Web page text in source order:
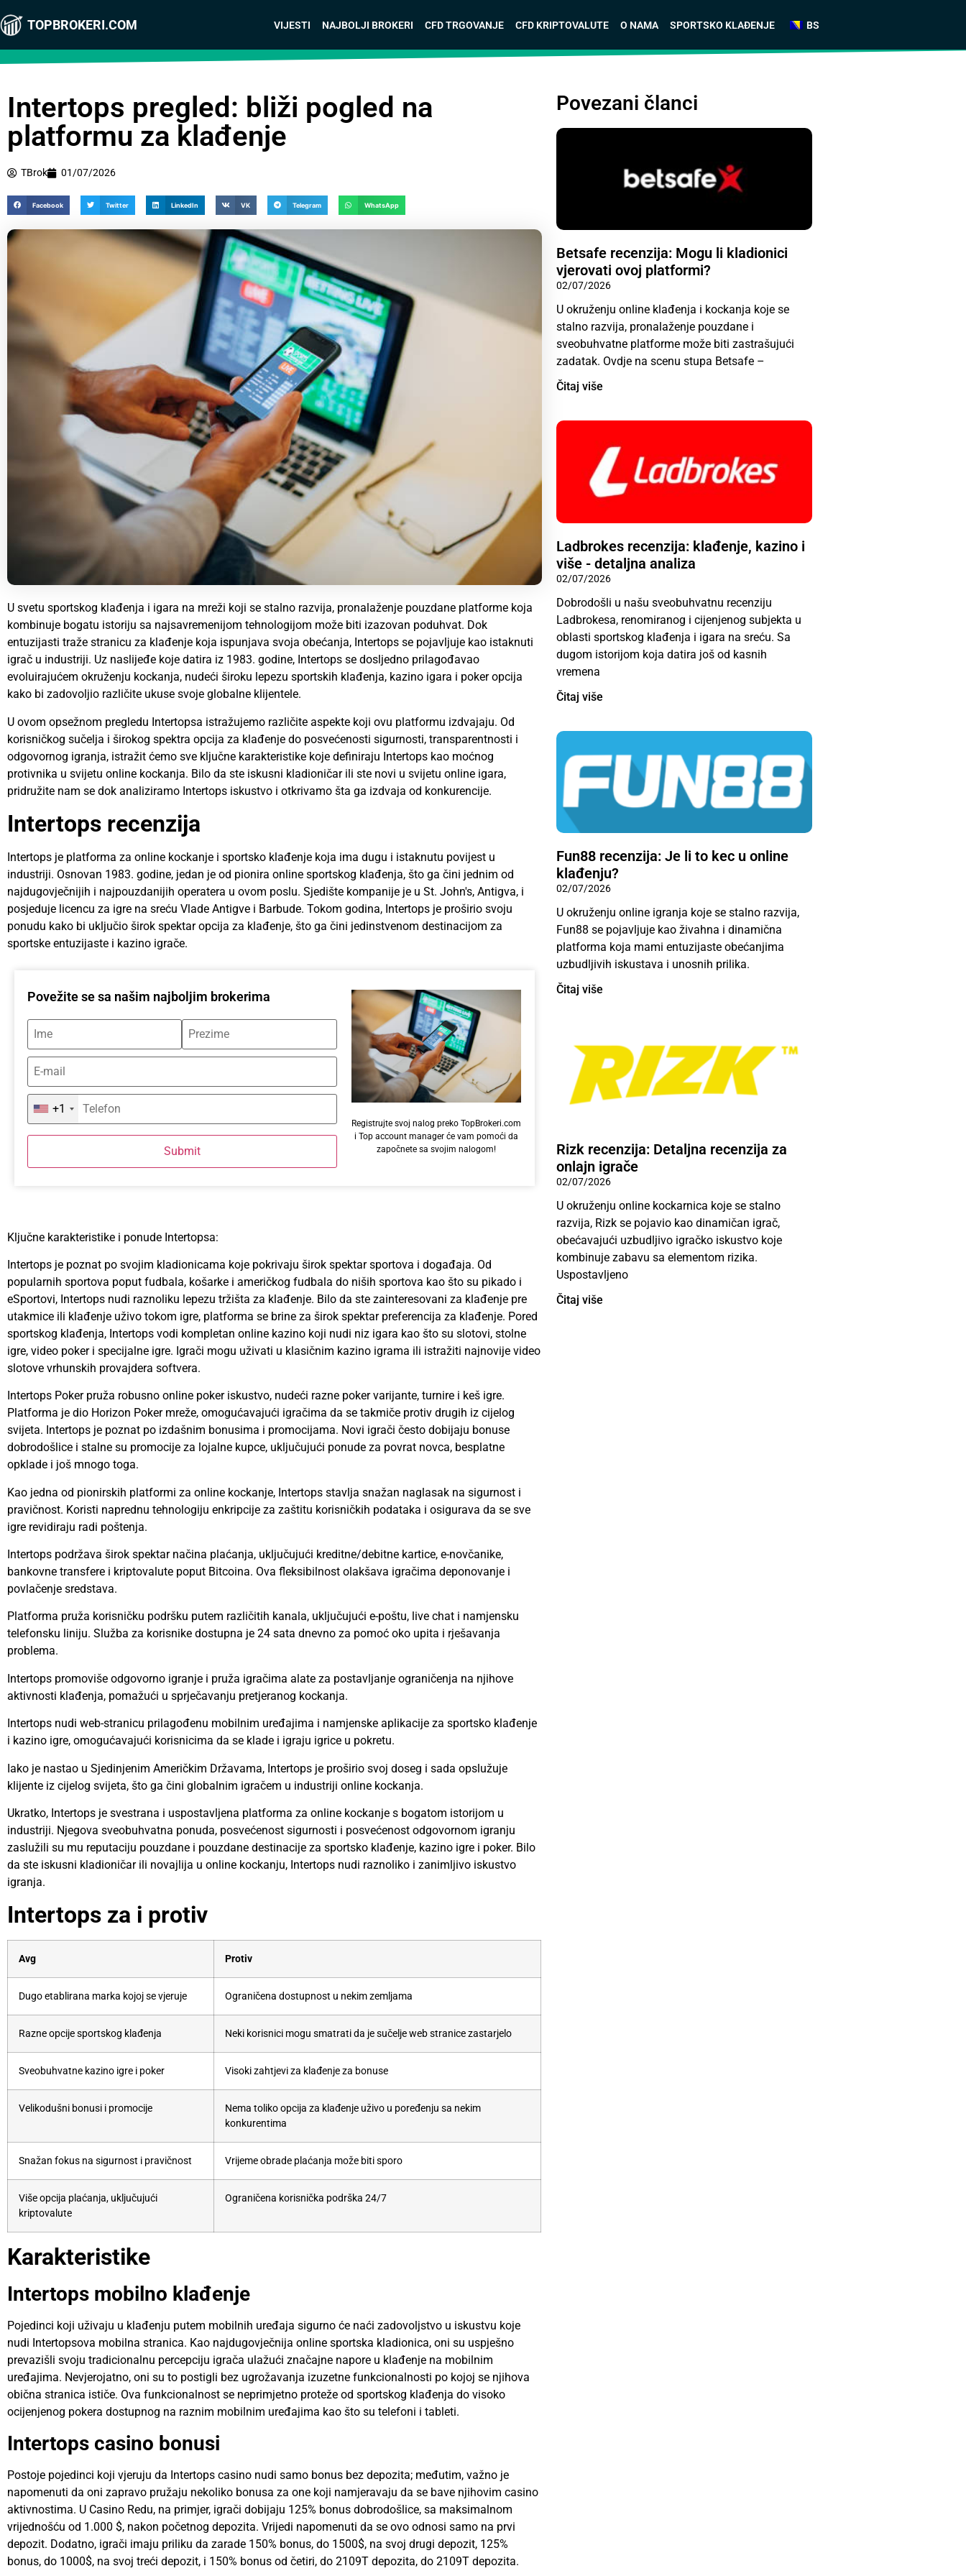
TOPBROKERI.COM VIJESTI NAJBOLJI BROKERI CFD TRGOVANJE CFD KRIPTOVALUTE O NAMA SPORTSKO KLAĐENJE BS
Intertops pregled: bliži pogled na
platformu za klađenje
TBrok 01/07/2026
Facebook Twitter LinkedIn VK Telegram WhatsApp
U svetu sportskog klađenja i igara na mreži koji se stalno razvija, pronalaženje pouzdane platforme koja
kombinuje bogatu istoriju sa najsavremenijom tehnologijom može biti izazovan poduhvat. Dok
entuzijasti traže stranicu za klađenje koja ispunjava svoja obećanja, Intertops se pojavljuje kao istaknuti
igrač u industriji. Uz naslijeđe koje datira iz 1983. godine, Intertops se dosljedno prilagođavao
evoluirajućem okruženju kockanja, nudeći široku lepezu sportskih klađenja, kazino igara i poker opcija
kako bi zadovoljio različite ukuse svoje globalne klijentele.
U ovom opsežnom pregledu Intertopsa istražujemo različite aspekte koji ovu platformu izdvajaju. Od
korisničkog sučelja i širokog spektra opcija za klađenje do posvećenosti sigurnosti, transparentnosti i
odgovornog igranja, istražit ćemo sve ključne karakteristike koje definiraju Intertops kao moćnog
protivnika u svijetu online kockanja. Bilo da ste iskusni kladioničar ili ste novi u svijetu online igara,
pridružite nam se dok analiziramo Intertops iskustvo i otkrivamo šta ga izdvaja od konkurencije.
Intertops recenzija
Intertops je platforma za online kockanje i sportsko klađenje koja ima dugu i istaknutu povijest u
industriji. Osnovan 1983. godine, jedan je od pionira online sportskog klađenja, što ga čini jednim od
najdugovječnijih i najpouzdanijih operatera u ovom poslu. Sjedište kompanije je u St. John's, Antigva, i
posjeduje licencu za igre na sreću Vlade Antigve i Barbude. Tokom godina, Intertops je proširio svoju
ponudu kako bi uključio širok spektar opcija za klađenje, što ga čini jedinstvenom destinacijom za
sportske entuzijaste i kazino igrače.
Povežite se sa našim najboljim brokerima
+1
Submit
Registrujte svoj nalog preko TopBrokeri.com
i Top account manager će vam pomoći da
započnete sa svojim nalogom!
Ključne karakteristike i ponude Intertopsa:
Intertops je poznat po svojim kladionicama koje pokrivaju širok spektar sportova i događaja. Od
popularnih sportova poput fudbala, košarke i američkog fudbala do niših sportova kao što su pikado i
eSportovi, Intertops nudi raznoliku lepezu tržišta za klađenje. Bilo da ste zainteresovani za klađenje pre
utakmice ili klađenje uživo tokom igre, platforma se brine za širok spektar preferencija za klađenje. Pored
sportskog klađenja, Intertops vodi kompletan online kazino koji nudi niz igara kao što su slotovi, stolne
igre, video poker i specijalne igre. Igrači mogu uživati u klasičnim kazino igrama ili istražiti najnovije video
slotove vrhunskih provajdera softvera.
Intertops Poker pruža robusno online poker iskustvo, nudeći razne poker varijante, turnire i keš igre.
Platforma je dio Horizon Poker mreže, omogućavajući igračima da se takmiče protiv drugih iz cijelog
svijeta. Intertops je poznat po izdašnim bonusima i promocijama. Novi igrači često dobijaju bonuse
dobrodošlice i stalne su promocije za lojalne kupce, uključujući ponude za povrat novca, besplatne
opklade i još mnogo toga.
Kao jedna od pionirskih platformi za online kockanje, Intertops stavlja snažan naglasak na sigurnost i
pravičnost. Koristi naprednu tehnologiju enkripcije za zaštitu korisničkih podataka i osigurava da se sve
igre revidiraju radi poštenja.
Intertops podržava širok spektar načina plaćanja, uključujući kreditne/debitne kartice, e-novčanike,
bankovne transfere i kriptovalute poput Bitcoina. Ova fleksibilnost olakšava igračima deponovanje i
povlačenje sredstava.
Platforma pruža korisničku podršku putem različitih kanala, uključujući e-poštu, live chat i namjensku
telefonsku liniju. Služba za korisnike dostupna je 24 sata dnevno za pomoć oko upita i rješavanja
problema.
Intertops promoviše odgovorno igranje i pruža igračima alate za postavljanje ograničenja na njihove
aktivnosti klađenja, pomažući u sprječavanju pretjeranog kockanja.
Intertops nudi web-stranicu prilagođenu mobilnim uređajima i namjenske aplikacije za sportsko klađenje
i kazino igre, omogućavajući korisnicima da se klade i igraju igrice u pokretu.
Iako je nastao u Sjedinjenim Američkim Državama, Intertops je proširio svoj doseg i sada opslužuje
klijente iz cijelog svijeta, što ga čini globalnim igračem u industriji online kockanja.
Ukratko, Intertops je svestrana i uspostavljena platforma za online kockanje s bogatom istorijom u
industriji. Njegova sveobuhvatna ponuda, posvećenost sigurnosti i posvećenost odgovornom igranju
zaslužili su mu reputaciju pouzdane i pouzdane destinacije za sportsko klađenje, kazino igre i poker. Bilo
da ste iskusni kladioničar ili novajlija u online kockanju, Intertops nudi raznoliko i zanimljivo iskustvo
igranja.
Intertops za i protiv
Avg Protiv
Dugo etablirana marka kojoj se vjeruje Ograničena dostupnost u nekim zemljama
Razne opcije sportskog klađenja Neki korisnici mogu smatrati da je sučelje web stranice zastarjelo
Sveobuhvatne kazino igre i poker Visoki zahtjevi za klađenje za bonuse
Velikodušni bonusi i promocije
Nema toliko opcija za klađenje uživo u poređenju sa nekim
konkurentima
Snažan fokus na sigurnost i pravičnost Vrijeme obrade plaćanja može biti sporo
Više opcija plaćanja, uključujući
kriptovalute
Ograničena korisnička podrška 24/7
Karakteristike
Intertops mobilno klađenje
Pojedinci koji uživaju u klađenju putem mobilnih uređaja sigurno će naći zadovoljstvo u iskustvu koje
nudi Intertopsova mobilna stranica. Kao najdugovječnija online sportska kladionica, oni su uspješno
prevazišli svoju tradicionalnu percepciju igrača ulažući značajne napore u klađenje na mobilnim
uređajima. Nevjerojatno, oni su to postigli bez ugrožavanja izuzetne funkcionalnosti po kojoj se njihova
obična stranica ističe. Ova funkcionalnost se neprimjetno proteže od sportskog klađenja do visoko
ocijenjenog pokera dostupnog na raznim mobilnim uređajima kao što su telefoni i tableti.
Intertops casino bonusi
Postoje pojedinci koji vjeruju da Intertops casino nudi samo bonus bez depozita; međutim, važno je
napomenuti da oni zapravo pružaju nekoliko bonusa za one koji namjeravaju da se bave njihovim casino
aktivnostima. U Casino Redu, na primjer, igrači dobijaju 125% bonus dobrodošlice, sa maksimalnom
vrijednošću od 1.000 $, nakon početnog depozita. Vrijedi napomenuti da se ovo odnosi samo na prvi
depozit. Dodatno, igrači imaju priliku da zarade 150% bonus, do 1500$, na svoj drugi depozit, 125%
bonus, do 1000$, na svoj treći depozit, i 150% bonus od četiri, do 2109T depozita, do 2109T depozita.
Povezani članci
Betsafe recenzija: Mogu li kladionici
vjerovati ovoj platformi?
02/07/2026
U okruženju online klađenja i kockanja koje se
stalno razvija, pronalaženje pouzdane i
sveobuhvatne platforme može biti zastrašujući
zadatak. Ovdje na scenu stupa Betsafe –
Čitaj više
Ladbrokes recenzija: klađenje, kazino i
više - detaljna analiza
02/07/2026
Dobrodošli u našu sveobuhvatnu recenziju
Ladbrokesa, renomiranog i cijenjenog subjekta u
oblasti sportskog klađenja i igara na sreću. Sa
dugom istorijom koja datira još od kasnih
vremena
Čitaj više
Fun88 recenzija: Je li to kec u online
klađenju?
02/07/2026
U okruženju online igranja koje se stalno razvija,
Fun88 se pojavljuje kao živahna i dinamična
platforma koja mami entuzijaste obećanjima
uzbudljivih iskustava i unosnih prilika.
Čitaj više
Rizk recenzija: Detaljna recenzija za
onlajn igrače
02/07/2026
U okruženju online kockarnica koje se stalno
razvija, Rizk se pojavio kao dinamičan igrač,
obećavajući uzbudljivo igračko iskustvo koje
kombinuje zabavu sa elementom rizika.
Uspostavljeno
Čitaj više